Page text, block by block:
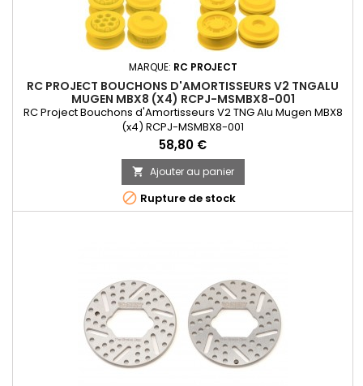
MARQUE: RC PROJECT
RC PROJECT BOUCHONS D'AMORTISSEURS V2 TNGALU
MUGEN MBX8 (X4) RCPJ-MSMBX8-001
RC Project Bouchons d'Amortisseurs V2 TNG Alu Mugen MBX8
(x4) RCPJ-MSMBX8-001
Prix
58,80 €
 Ajouter au panier
 Rupture de stock